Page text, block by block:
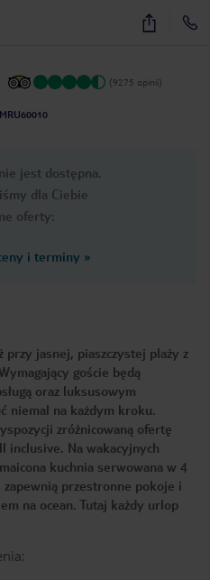
38
(9275 opinii)
MRU60010
jest dostępna.
dla Ciebie
oferty:
i terminy »
jasnej, piaszczystej plaży z
goście będą
oraz luksusowym
niemal na każdym kroku.
zróżnicowaną ofertę
inclusive. Na wakacyjnych
kuchnia serwowana w 4
zapewnią przestronne pokoje i
na ocean. Tutaj każdy urlop